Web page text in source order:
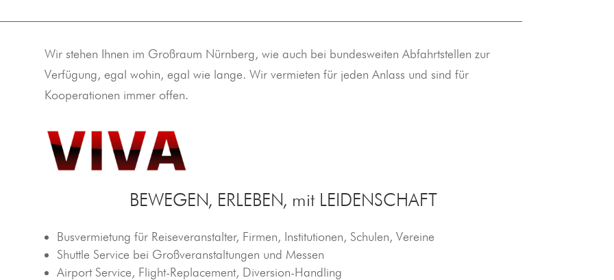
Wir stehen Ihnen im Großraum Nürnberg, wie auch bei bundesweiten Abfahrtstellen zur
Verfügung, egal wohin, egal wie lange. Wir vermieten für jeden Anlass und sind für
Kooperationen immer offen.
BEWEGEN, ERLEBEN, mit LEIDENSCHAFT
Busvermietung für Reiseveranstalter, Firmen, Institutionen, Schulen, Vereine
Shuttle Service bei Großveranstaltungen und Messen
Airport Service, Flight-Replacement, Diversion-Handling